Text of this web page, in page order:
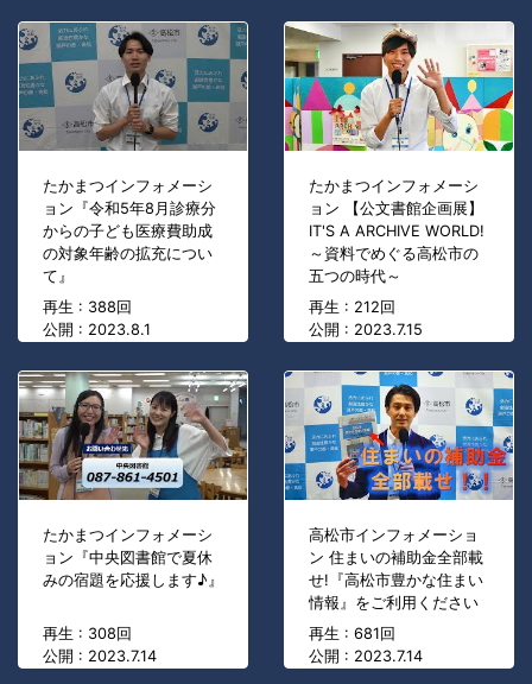
たかまつインフォメーシ
ョン『令和5年8月診療分
からの子ども医療費助成
の対象年齢の拡充につい
て』
再生 : 388回
公開 : 2023.8.1
たかまつインフォメーシ
ョン 【公文書館企画展】
IT'S A ARCHIVE WORLD!
～資料でめぐる高松市の
五つの時代～
再生 : 212回
公開 : 2023.7.15
たかまつインフォメーシ
ョン『中央図書館で夏休
みの宿題を応援します♪』
再生 : 308回
公開 : 2023.7.14
高松市インフォメーショ
ン 住まいの補助金全部載
せ!『高松市豊かな住まい
情報』をご利用ください
再生 : 681回
公開 : 2023.7.14